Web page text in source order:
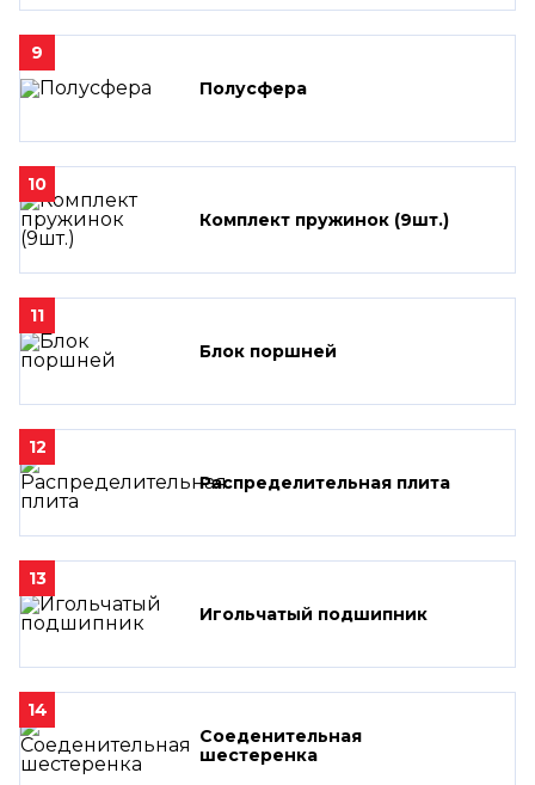
9
Полусфера
10
Комплект пружинок (9шт.)
11
Блок поршней
12
Распределительная плита
13
Игольчатый подшипник
14
Соеденительная
шестеренка